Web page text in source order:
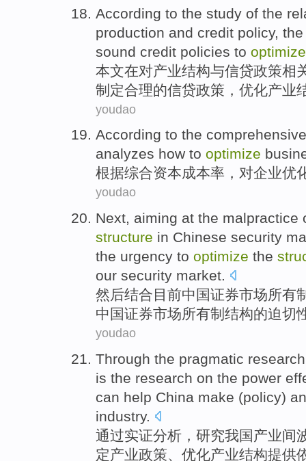
According to the study of the
production and credit policy,
sound credit policies to optimize
本文在对产业结构与信贷政策相
制定合理的信贷政策 ， 优化产业
youdao
According to the comprehensive
analyzes how to optimize
根据综合资本成本率 ，对企业优
youdao
Next, aiming at the malpractice
structure in Chinese security
the urgency to optimize the
our security market.
然后结合目前中国证券市场所有
中国证券市场所有制结构的迫切
youdao
Through the pragmatic research
is the research on the power
can help China make (policy)
industry.
通过实证分析， 研究我国产业间
定产业政策、 优化产业结构提供